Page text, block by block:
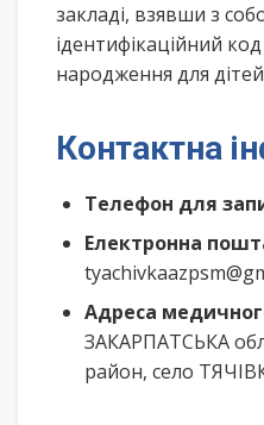
закладі, взявши з
ідентифікаційний
народження для
Контактна
Телефон для
Електронна
Адреса
ЗАКАРПАТСЬКА
район, село